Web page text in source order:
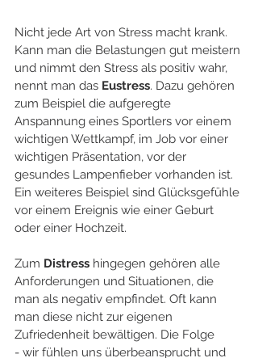
Nicht jede Art von Stress macht krank.
Kann man die Belastungen gut meistern
und nimmt den Stress als positiv wahr,
nennt man das Eustress. Dazu gehören
zum Beispiel die aufgeregte
Anspannung eines Sportlers vor einem
wichtigen Wettkampf, im Job vor einer
wichtigen Präsentation, vor der
gesundes Lampenfieber vorhanden ist.
Ein weiteres Beispiel sind Glücksgefühle
vor einem Ereignis wie einer Geburt
oder einer Hochzeit.
Zum Distress hingegen gehören alle
Anforderungen und Situationen, die
man als negativ empfindet. Oft kann
man diese nicht zur eigenen
Zufriedenheit bewältigen. Die Folge
- wir fühlen uns überbeansprucht und